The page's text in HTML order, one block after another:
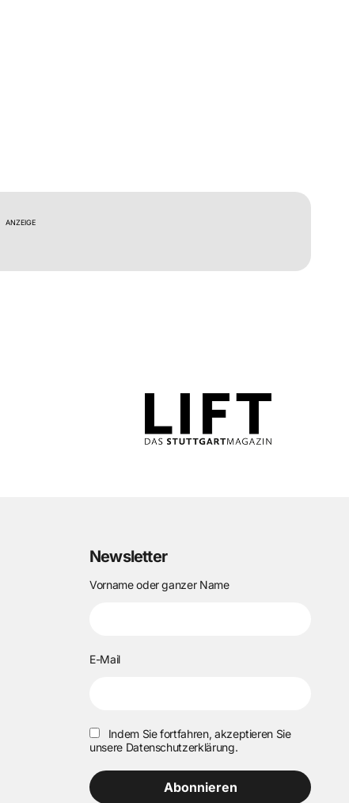
ANZEIGE
Newsletter
Vorname oder ganzer Name
E-Mail
Indem Sie fortfahren, akzeptieren Sie
unsere Datenschutzerklärung.